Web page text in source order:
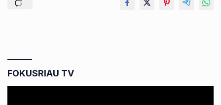
FOKUSRIAU TV